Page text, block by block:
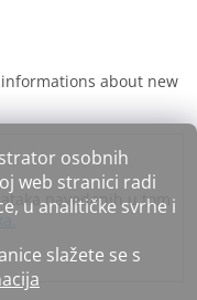
osobnih
web stranici radi
u analitičke svrhe i
slažete se s
about new
navedenih u tom